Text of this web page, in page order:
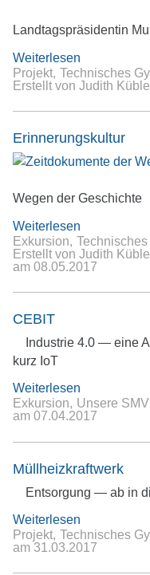
Landtagspräsidentin
Weiterlesen
Projekt Technisches
Erstellt von Judith
Erinnerungskultur
Wegen der Geschichte
Weiterlesen
Exkursion
Erstellt von Judith
am 08.05.2017
CEBIT
Industrie 4.0 — eine
kurz IoT
Weiterlesen
Exkursion
Unsere SMV
am 07.04.2017
Müllheizkraftwerk
Entsorgung — ab in
Weiterlesen
Projekt Technisches
am 31.03.2017